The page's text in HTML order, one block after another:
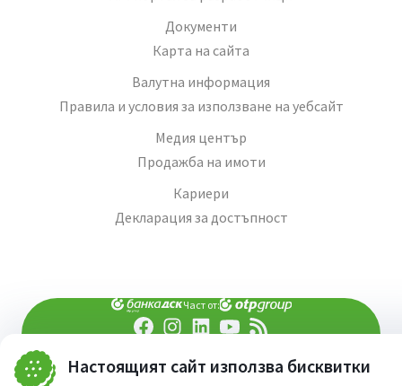
Настоящият сайт използва бисквитки
Документи
Карта на сайта
Валутна информация
Правила и условия за използване на уебсайт
Медия център
Продажба на имоти
Кариери
Декларация за достъпност
Част от:
При въпроси -попитай AI асистента ни